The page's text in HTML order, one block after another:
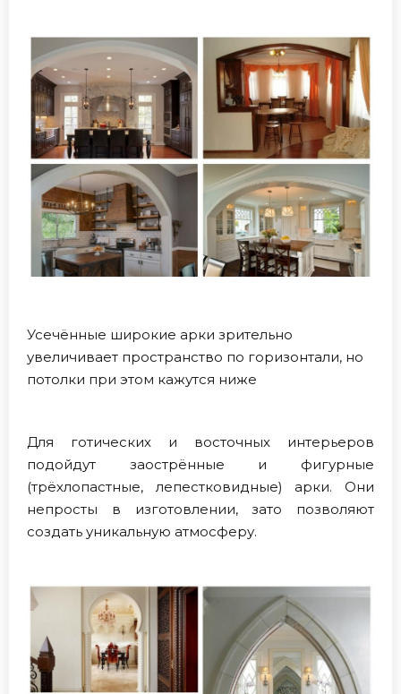
Усечённые широкие арки зрительно
увеличивает пространство по горизонтали, но
потолки при этом кажутся ниже
Для готических и восточных интерьеров
подойдут заострённые и фигурные
(трёхлопастные, лепестковидные) арки. Они
непросты в изготовлении, зато позволяют
создать уникальную атмосферу.